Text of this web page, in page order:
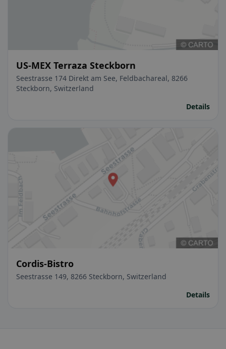
US-MEX Terraza Steckborn
Seestrasse 174 Direkt am See, Feldbachareal, 8266
Steckborn, Switzerland
Details
Cordis-Bistro
Seestrasse 149, 8266 Steckborn, Switzerland
Details